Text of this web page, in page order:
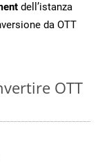
dell’istanza
da OTT
OTT